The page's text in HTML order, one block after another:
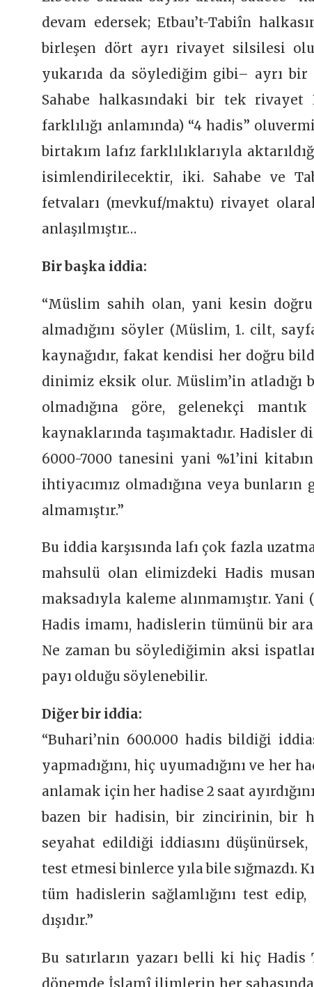
devam edersek; Etbau’t-Tabiîn
birleşen dört ayrı rivayet silsilesi
yukarıda da söylediğim gibi– ayrı bir
Sahabe halkasındaki bir tek rivayet
farklılığı anlamında) “4 hadis”
birtakım lafız farklılıklarıyla
isimlendirilecektir, iki. Sahabe ve
fetvaları (mevkuf/maktu) rivayet
anlaşılmıştır…
Bir başka iddia:
“Müslim sahih olan, yani kesin
almadığını söyler (Müslim, 1. cilt,
kaynağıdır, fakat kendisi her doğru
dinimiz eksik olur. Müslim’in atladığı
olmadığına göre, gelenekçi
kaynaklarında taşımaktadır. Hadisler
6000-7000 tanesini yani %1’ini
ihtiyacımız olmadığına veya
almamıştır.”
Bu iddia karşısında lafı çok fazla
mahsulü olan elimizdeki Hadis
maksadıyla kaleme alınmamıştır.
Hadis imamı, hadislerin tümünü bir
Ne zaman bu söylediğimin aksi
payı olduğu söylenebilir.
Diğer bir iddia:
“Buhari’nin 600.000 hadis bildiği
yapmadığını, hiç uyumadığını ve her
anlamak için her hadise 2 saat
bazen bir hadisin, bir zincirinin, bir
seyahat edildiği iddiasını
test etmesi binlerce yıla bile sığmazdı.
tüm hadislerin sağlamlığını test
dışıdır.”
Bu satırların yazarı belli ki hiç Hadis